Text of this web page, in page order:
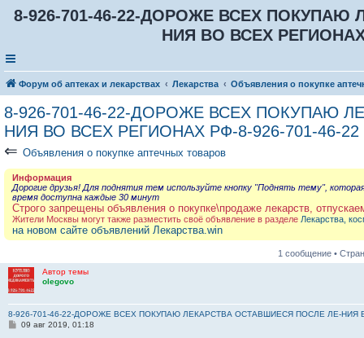
8-926-701-46-22-ДОРОЖЕ ВСЕХ
НИЯ ВО ВСЕХ РЕГИОНАХ
Форум об аптеках и лекарствах Лекарства Объявления о покупке
8-926-701-46-22-ДОРОЖЕ ВСЕХ ПОКУПАЮ
НИЯ ВО ВСЕХ РЕГИОНАХ РФ-8-926-701-46-22
⇐ Объявления о покупке аптечных товаров
Информация
Дорогие друзья! Для поднятия тем используйте кнопку "Поднять тему",
время доступна каждые 30 минут
Строго запрещены объявления о покупке\продаже лекарств,
Жители Москвы могут также разместить своё объявление в разделе Лекарства,
на новом сайте объявлений Лекарства.win
1 сообщение •
Автор темы
olegovo
8-926-701-46-22-ДОРОЖЕ ВСЕХ ПОКУПАЮ ЛЕКАРСТВА ОСТАВШИЕСЯ ПОСЛЕ ЛЕ-НИЯ
С09 авг 2019, 01:18